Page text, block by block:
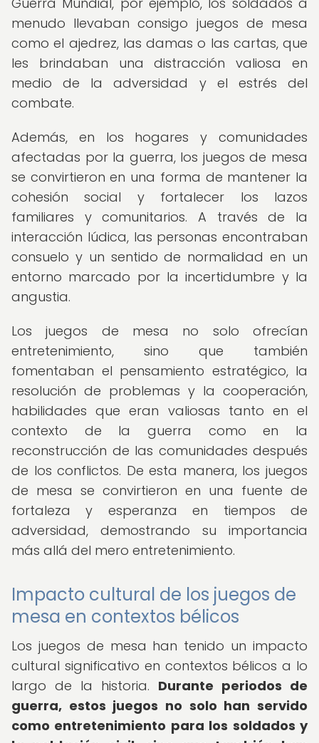
menudo llevaban consigo juegos de mesa
como el ajedrez, las damas o las cartas, que
les brindaban una distracción valiosa en
medio de la adversidad y el estrés del
combate.
Además, en los hogares y comunidades
afectadas por la guerra, los juegos de mesa
se convirtieron en una forma de mantener la
cohesión social y fortalecer los lazos
familiares y comunitarios. A través de la
interacción lúdica, las personas encontraban
consuelo y un sentido de normalidad en un
entorno marcado por la incertidumbre y la
angustia.
Los juegos de mesa no solo ofrecían
entretenimiento, sino que también
fomentaban el pensamiento estratégico, la
resolución de problemas y la cooperación,
habilidades que eran valiosas tanto en el
contexto de la guerra como en la
reconstrucción de las comunidades después
de los conflictos. De esta manera, los juegos
de mesa se convirtieron en una fuente de
fortaleza y esperanza en tiempos de
adversidad, demostrando su importancia
más allá del mero entretenimiento.
Impacto cultural de los juegos de
mesa en contextos bélicos
Los juegos de mesa han tenido un impacto
cultural significativo en contextos bélicos a lo
largo de la historia. Durante periodos de
guerra, estos juegos no solo han servido
como entretenimiento para los soldados y